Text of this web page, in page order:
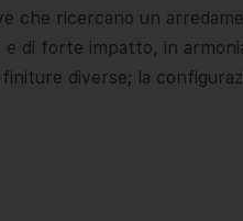
che ricercano un
di forte impatto, in
diverse; la